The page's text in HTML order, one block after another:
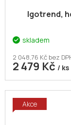
Igotrend,
skladem
2 048,76 Kč bez
2 479 Kč / ks
Akce